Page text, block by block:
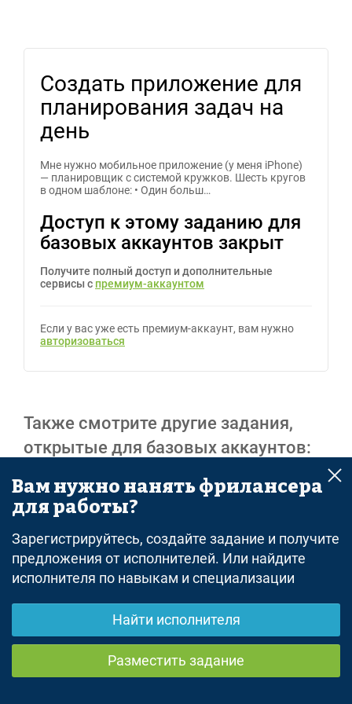
Создать приложение для
планирования задач на
день
Мне нужно мобильное приложение (у меня iPhone)
— планировщик с системой кружков. Шесть кругов
в одном шаблоне: • Один больш…
Доступ к этому заданию для
базовых аккаунтов закрыт
Получите полный доступ и дополнительные
сервисы с премиум-аккаунтом
Если у вас уже есть премиум-аккаунт, вам нужно
авторизоваться
Также смотрите другие задания,
открытые для базовых аккаунтов:
все задания - удаленная работа
© freelance.ru
Вам нужно нанять фрилансера
для работы?
Зарегистрируйтесь, создайте задание и получите
предложения от исполнителей. Или найдите
исполнителя по навыкам и специализации
Найти исполнителя
Разместить задание